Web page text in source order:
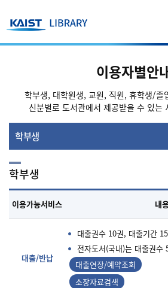
이용자별안
학부생, 대학원생, 교원, 직원, 휴학생/졸
신분별로 도서관에서 제공받을 수 있는
학부생
학부생
이용가능서비스 내
대출/반납
대출권수 10권, 대출기간
전자도서(국내)는 대출권수
대출연장/예약조회
소장자료검색